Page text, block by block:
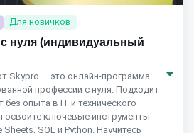
Для новичков
нуля (индивидуальный
Skypro — это онлайн-программа
профессии с нуля. Подходит
опыта в IT и технического
освоите ключевые инструменты
SQL и Python. Научитесь